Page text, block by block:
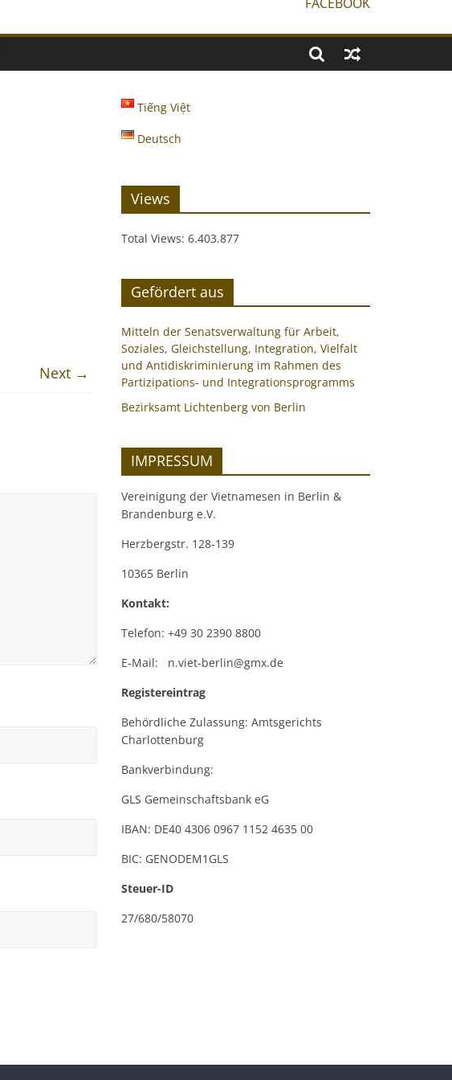
Next →
Tiếng Việt
Deutsch
Views
Total Views: 6.403.877
Gefördert aus
Mitteln der Senatsverwaltung für Arbeit,
Soziales, Gleichstellung, Integration, Vielfalt
und Antidiskriminierung im Rahmen des
Partizipations- und Integrationsprogramms
Bezirksamt Lichtenberg von Berlin
IMPRESSUM
Vereinigung der Vietnamesen in Berlin &
Brandenburg e.V.
Herzbergstr. 128-139
10365 Berlin
Kontakt:
Telefon: +49 30 2390 8800
E-Mail: n.viet-berlin@gmx.de
Registereintrag
Behördliche Zulassung: Amtsgerichts
Charlottenburg
Bankverbindung:
GLS Gemeinschaftsbank eG
IBAN: DE40 4306 0967 1152 4635 00
BIC: GENODEM1GLS
Steuer-ID
27/680/58070